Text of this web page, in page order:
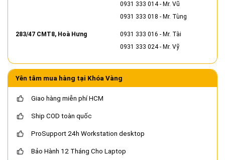
0931 333 014- Mr. Vũ
0931 333 018 - Mr. Tùng
283/47 CMT8, Hoà Hưng 0931 333 016 - Mr. Tài
0931 333 024- Mr. Vỹ
Yên tâm mua hàng tại Khóa Vàng
Giao hàng miễn phí HCM
Ship COD toàn quốc
ProSupport 24h Workstation desktop
Bảo Hành 12 Tháng Cho Laptop